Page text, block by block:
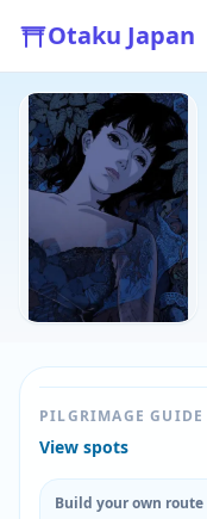
Otaku Japan
PILGRIMAGE
View spots
Build your own route